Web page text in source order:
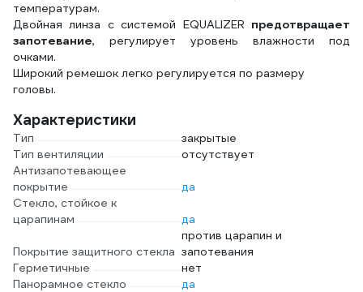
температурам.
Двойная линза с системой EQUALIZER предотвращает
запотевание, регулирует уровень влажности под
очками.
Широкий ремешок легко регулируется по размеру
головы.
Характеристики
Тип
закрытые
Тип вентиляции
отсутствует
Антизапотевающее
покрытие
да
Стекло, стойкое к
царапинам
да
Покрытие защитного стекла
против царапин и
запотевания
Герметичные
нет
Панорамное стекло
да